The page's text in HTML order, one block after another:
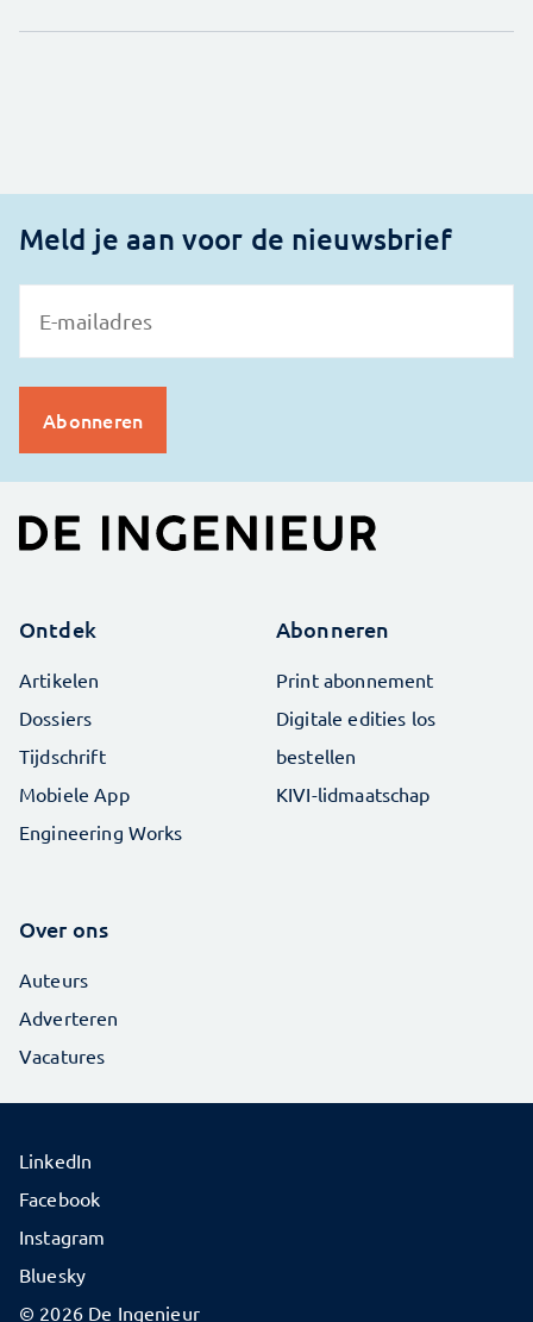
Meld je aan voor de nieuwsbrief
Ontdek
Artikelen
Dossiers
Tijdschrift
Mobiele App
Engineering Works
Abonneren
Print abonnement
Digitale edities los
bestellen
KIVI-lidmaatschap
Over ons
Auteurs
Adverteren
Vacatures
© 2026 De Ingenieur
LinkedIn
Facebook
Instagram
Bluesky